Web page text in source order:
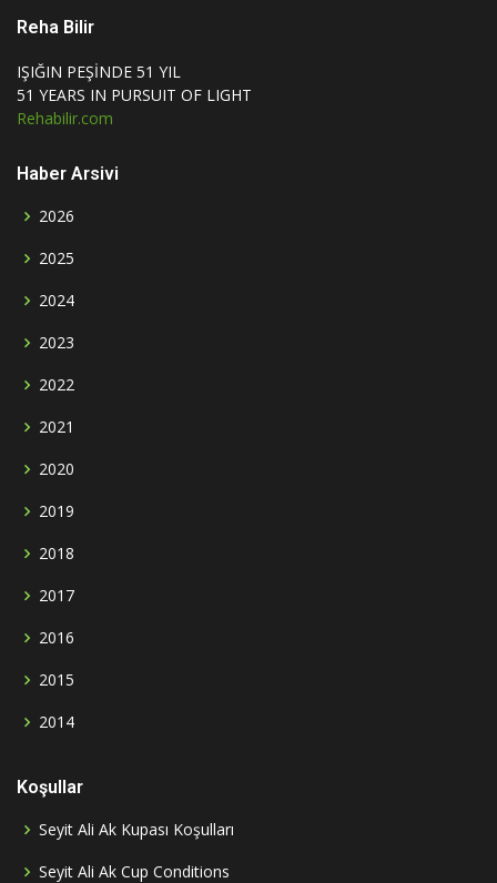
Reha Bilir
IŞIĞIN PEŞİNDE 51 YIL
51 YEARS IN PURSUIT OF LIGHT
Rehabilir.com
Haber Arsivi
2026
2025
2024
2023
2022
2021
2020
2019
2018
2017
2016
2015
2014
Koşullar
Seyit Ali Ak Kupası Koşulları
Seyit Ali Ak Cup Conditions